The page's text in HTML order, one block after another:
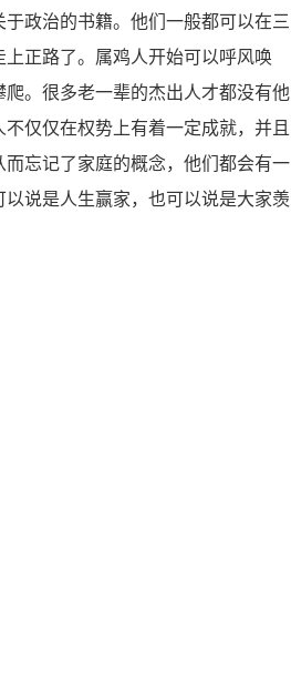
政治的书籍。他们一般都可以在三
正路了。属鸡人开始可以呼风唤
。很多老一辈的杰出人才都没有他
仅仅在权势上有着一定成就，并且
忘记了家庭的概念，他们都会有一
说是人生赢家，也可以说是大家羡